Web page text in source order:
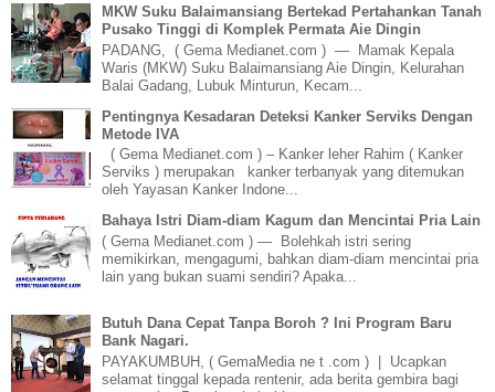
MKW Suku Balaimansiang Bertekad Pertahankan Tanah
Pusako Tinggi di Komplek Permata Aie Dingin
PADANG, ( Gema Medianet.com ) — Mamak Kepala
Waris (MKW) Suku Balaimansiang Aie Dingin, Kelurahan
Balai Gadang, Lubuk Minturun, Kecam...
Pentingnya Kesadaran Deteksi Kanker Serviks Dengan
Metode IVA
( Gema Medianet.com ) – Kanker leher Rahim ( Kanker
Serviks ) merupakan kanker terbanyak yang ditemukan
oleh Yayasan Kanker Indone...
Bahaya Istri Diam-diam Kagum dan Mencintai Pria Lain
( Gema Medianet.com ) — Bolehkah istri sering
memikirkan, mengagumi, bahkan diam-diam mencintai pria
lain yang bukan suami sendiri? Apaka...
Butuh Dana Cepat Tanpa Boroh ? Ini Program Baru
Bank Nagari.
PAYAKUMBUH, ( GemaMedia ne t .com ) | Ucapkan
selamat tinggal kepada rentenir, ada berita gembira bagi